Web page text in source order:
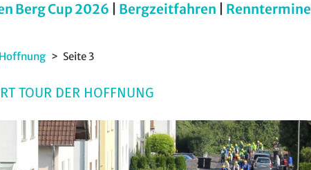
Berg Cup 2026 Bergzeitfahren Renntermine
Seite 3
TOUR DER HOFFNUNG